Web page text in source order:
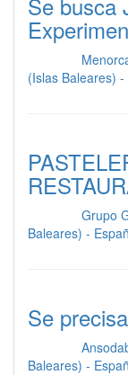
(Islas Baleares)
Grupo
Baleares) -
Se
Baleares) -